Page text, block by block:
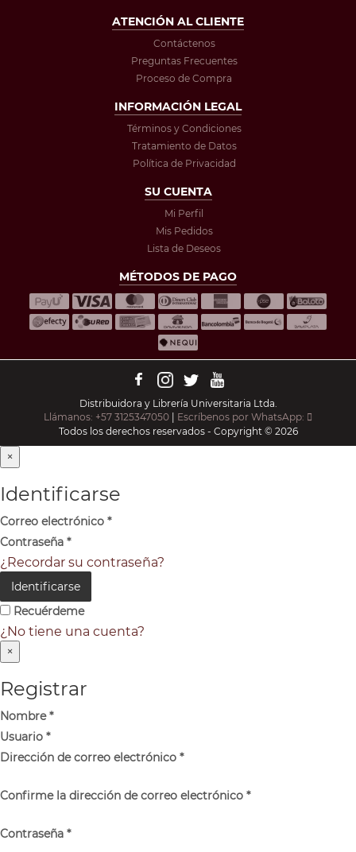
ATENCIÓN AL CLIENTE
Contáctenos
Preguntas Frecuentes
Proceso de Compra
INFORMACIÓN LEGAL
Términos y Condiciones
Tratamiento de Datos
Política de Privacidad
SU CUENTA
Mi Perfil
Mis Pedidos
Lista de Deseos
MÉTODOS DE PAGO
Distribuidora y Librería Universitaria Ltda.
Llámanos: +57 3125347050 | Escríbenos por WhatsApp:
Todos los derechos reservados - Copyright © 2026
×
Identificarse
Correo electrónico *
Contraseña *
¿Recordar su contraseña?
Identificarse
Recuérdeme
¿No tiene una cuenta?
×
Registrar
Nombre*
Usuario *
Dirección de correo electrónico *
Confirme la dirección de correo electrónico *
Contraseña *